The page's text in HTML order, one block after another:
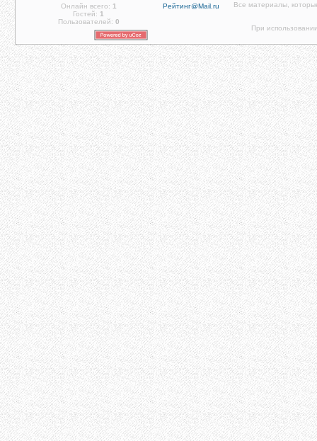
Онлайн всего: 1
Гостей: 1
Пользователей: 0
Все материалы,
При